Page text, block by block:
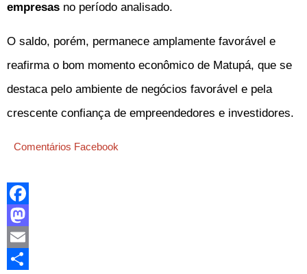
empresas no período analisado.
O saldo, porém, permanece amplamente favorável e
reafirma o bom momento econômico de Matupá, que se
destaca pelo ambiente de negócios favorável e pela
crescente confiança de empreendedores e investidores.
Comentários Facebook
Facebook
Mastodon
Email